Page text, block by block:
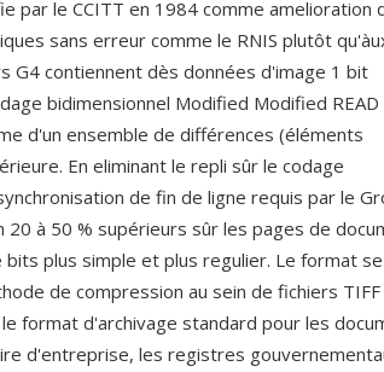
par le CCITT en 1984 comme amelioration
sans erreur comme le RNIS plutôt
G4 contiennent dès données d'image 1 bit
bidimensionnel Modified Modified READ
d'un ensemble de différences (éléments
En eliminant le repli sûr le codage
de fin de ligne requis par le
à 50 % supérieurs sûr les pages de
plus simple et plus regulier. Le format se
de compression au sein de fichiers
format d'archivage standard pour les
d'entreprise, les registres